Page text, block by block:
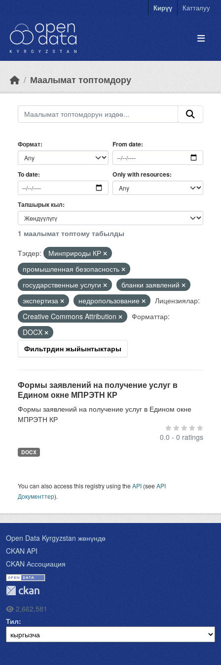
Кирүү Катталуу
Маалымат топтомдору
Формат From date
To date Only with resources
Тапшырык кыл
1 маалымат топтому табылды
Тэгдер:
Минприроды КР
промышленная безопасность
государственные услуги
бланки заявлений
экспертиза
недропользование
Лицензиялар:
Creative Commons Attribution
Форматтар:
DOCX
Фильтрдин жыйынтыктары
Формы заявлений на получение услуг в
Едином окне МПРЭТН КР
Формы заявлений на получение услуг в Едином окне
МПРЭТН КР
0.0 - 0 ratings
DOCX
You can also access this registry using theAPI (seeAPI
Документтер).
Open Data Kyrgyzstan жөнүндө
CKAN API
CKAN Ассоциация
2,662,581
Тил